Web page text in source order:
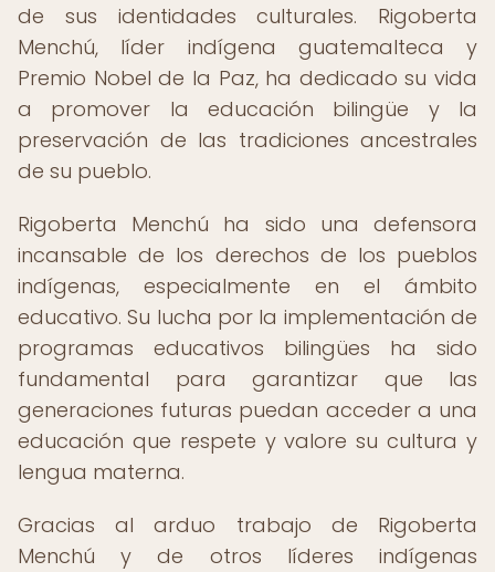
de sus identidades culturales. Rigoberta
Menchú, líder indígena guatemalteca y
Premio Nobel de la Paz, ha dedicado su vida
a promover la educación bilingüe y la
preservación de las tradiciones ancestrales
de su pueblo.
Rigoberta Menchú ha sido una defensora
incansable de los derechos de los pueblos
indígenas, especialmente en el ámbito
educativo. Su lucha por la implementación de
programas educativos bilingües ha sido
fundamental para garantizar que las
generaciones futuras puedan acceder a una
educación que respete y valore su cultura y
lengua materna.
Gracias al arduo trabajo de Rigoberta
Menchú y de otros líderes indígenas